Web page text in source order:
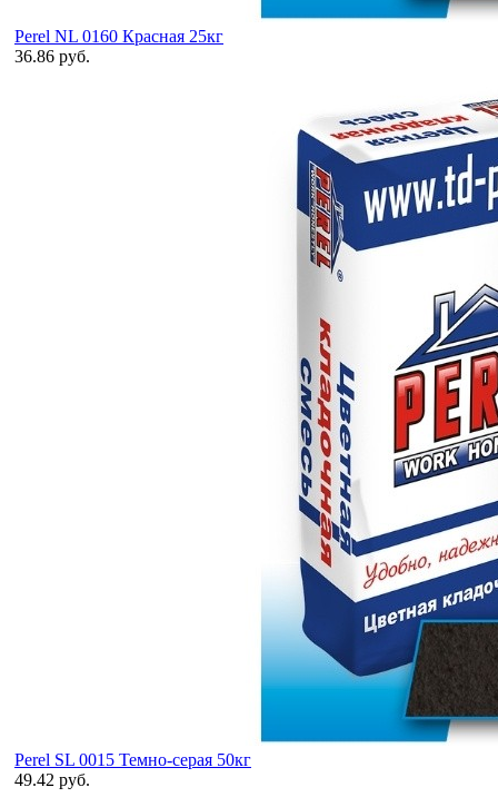
Perel NL 0160 Красная 25кг
36.86 руб.
Perel SL 0015 Темно-серая 50кг
49.42 руб.